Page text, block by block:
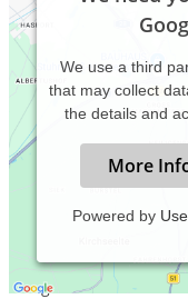
We use a third
that may collect
the details and
More
Powered by
Als Coach und Experte
Emotionale
alltäglichen